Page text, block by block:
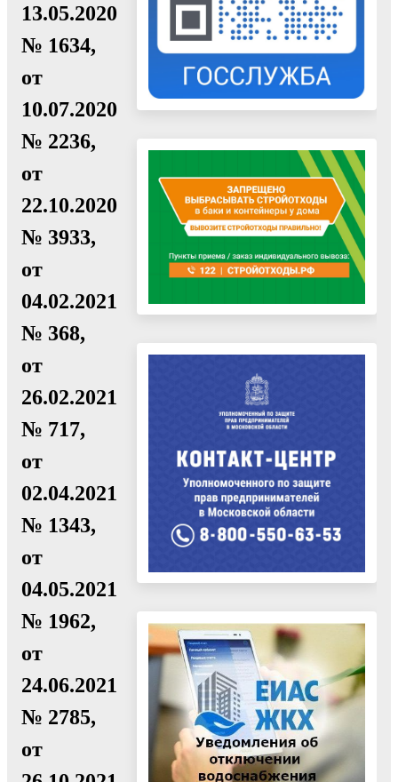
13.05.2020
№ 1634,
от
10.07.2020
№ 2236,
от
22.10.2020
№ 3933,
от
04.02.2021
№ 368,
от
26.02.2021
№ 717,
от
02.04.2021
№ 1343,
от
04.05.2021
№ 1962,
от
24.06.2021
№ 2785,
от